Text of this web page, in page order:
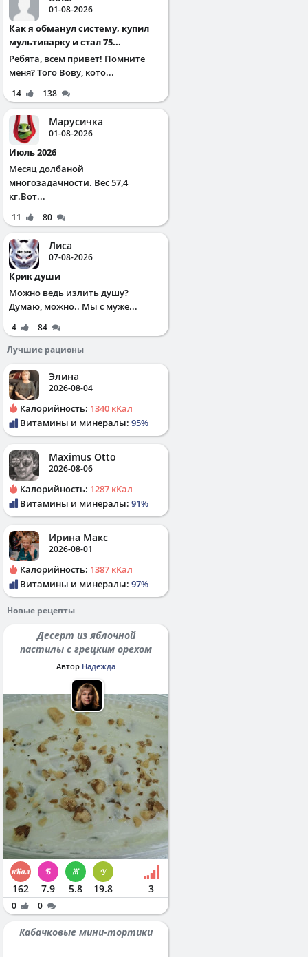
01-08-2026
Как я обманул систему, купил
мультиварку и стал 75...
Ребята, всем привет! Помните
меня? Того Вову, кото...
14 138
Марусичка
01-08-2026
Июль 2026
Месяц долбаной
многозадачности. Вес 57,4
кг.Вот...
11 80
Лиса
07-08-2026
Крик души
Можно ведь излить душу?
Думаю, можно.. Мы с муже...
4
84
Лучшие рационы
Элина
2026-08-04
Калорийность: 1340 кКал
Витамины и минералы: 95%
Maximus Otto
2026-08-06
Калорийность: 1287 кКал
Витамины и минералы: 91%
Ирина Макс
2026-08-01
Калорийность: 1387 кКал
Витамины и минералы: 97%
Новые рецепты
Десерт из яблочной
пастилы с грецким орехом
Автор Надежда
162 7.9 5.8 19.8 3
0 0
Кабачковые мини-тортики